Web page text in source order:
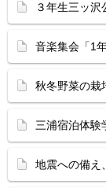
３年生三ッ沢
音楽集会「1
秋冬野菜の栽
三浦宿泊体験
地震への備え